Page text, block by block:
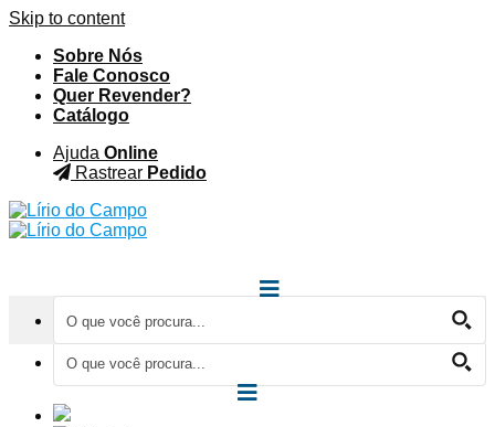
Skip to content
Sobre Nós
Fale Conosco
Quer Revender?
Catálogo
Ajuda Online
Rastrear Pedido